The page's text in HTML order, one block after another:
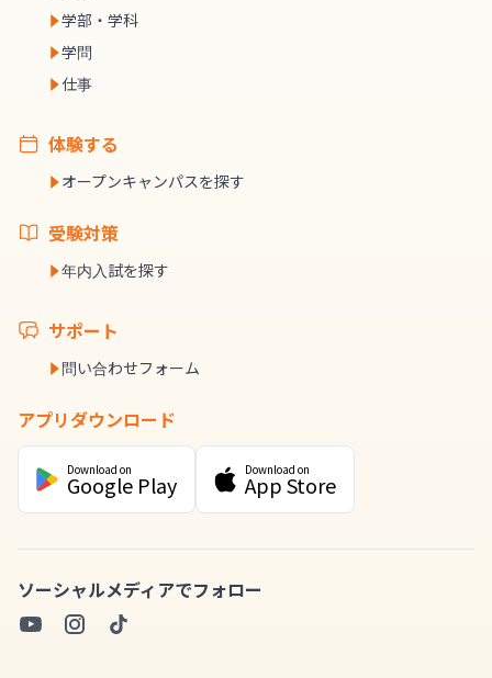
学部・学科
学問
仕事
体験する
オープンキャンパスを探す
受験対策
年内入試を探す
サポート
問い合わせフォーム
アプリダウンロード
Download on
Google Play
Download on
App Store
ソーシャルメディアでフォロー